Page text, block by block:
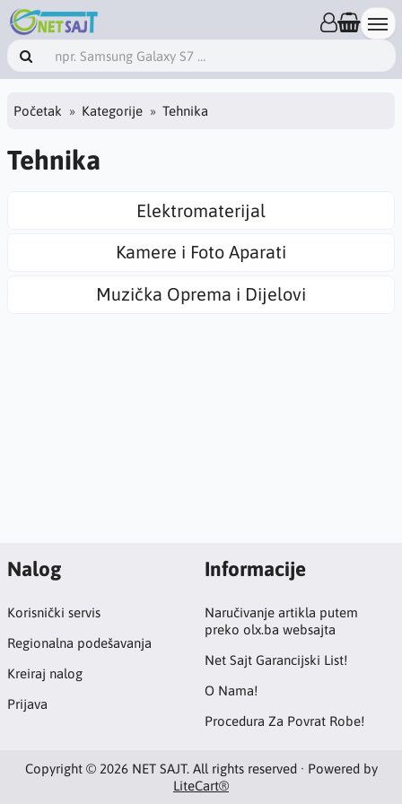
Početak Kategorije Tehnika
Tehnika
Elektromaterijal
Kamere i Foto Aparati
Muzička Oprema i Dijelovi
Nalog
Korisnički servis
Regionalna podešavanja
Kreiraj nalog
Prijava
Informacije
Naručivanje artikla putem
preko olx.ba websajta
Net Sajt Garancijski List!
O Nama!
Procedura Za Povrat Robe!
Copyright © 2026 NET SAJT. All rights reserved · Powered by
LiteCart®